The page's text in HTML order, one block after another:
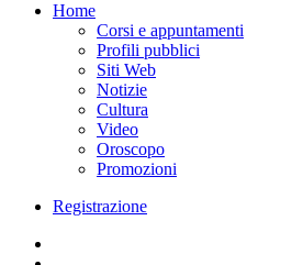
Home
Corsi e appuntamenti
Profili pubblici
Siti Web
Notizie
Cultura
Video
Oroscopo
Promozioni
Registrazione